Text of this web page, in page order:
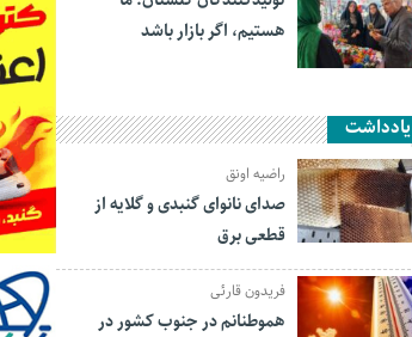
هستیم، اگر بازار باشد
یادداشت
راضیه اونق
صدای نانوای گنبدی و گلایه از
قطعی برق
فریدون قارئی
هموطنانم در جنوب کشور در